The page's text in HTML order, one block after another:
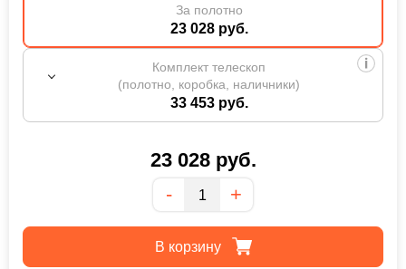
23 028руб.
Количество
- +
За полотно
23 028 руб.
Комплект телескоп
(полотно, коробка, наличники)
33 453 руб.
В корзину